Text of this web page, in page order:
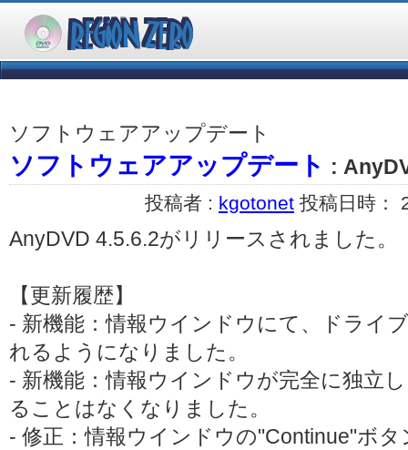
ソフトウェアアップデート
ソフトウェアアップデート :
投稿者 : kgotonet 投稿日時：
AnyDVD 4.5.6.2がリリースされました。
【更新履歴】
- 新機能：情報ウインドウにて、ドライ
れるようになりました。
- 新機能：情報ウインドウが完全に独立
ることはなくなりました。
- 修正：情報ウインドウの"Continue"ボ